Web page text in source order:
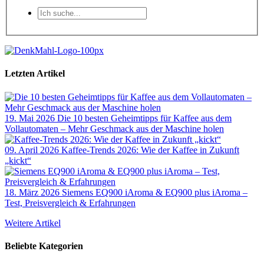
Letzten Artikel
19. Mai 2026 Die 10 besten Geheimtipps für Kaffee aus dem
Vollautomaten – Mehr Geschmack aus der Maschine holen
09. April 2026 Kaffee-Trends 2026: Wie der Kaffee in Zukunft
„kickt“
18. März 2026 Siemens EQ900 iAroma & EQ900 plus iAroma –
Test, Preisvergleich & Erfahrungen
Weitere Artikel
Beliebte Kategorien